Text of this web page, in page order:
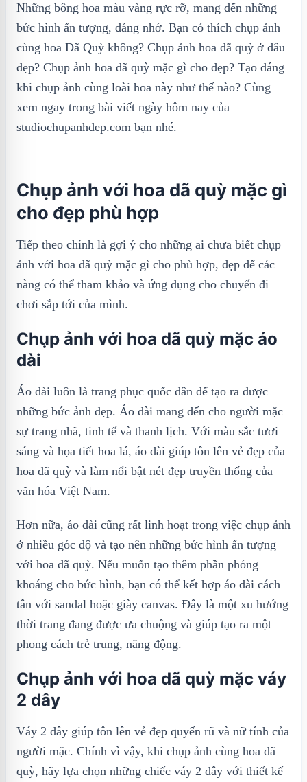
Những bông hoa màu vàng rực rỡ, mang đến những
bức hình ấn tượng, đáng nhớ. Bạn có thích chụp ảnh
cùng hoa Dã Quỳ không? Chụp ảnh hoa dã quỳ ở đâu
đẹp? Chụp ảnh hoa dã quỳ mặc gì cho đẹp? Tạo dáng
khi chụp ảnh cùng loài hoa này như thế nào? Cùng
xem ngay trong bài viết ngày hôm nay của
studiochupanhdep.com bạn nhé.
Chụp ảnh với hoa dã quỳ mặc gì
cho đẹp phù hợp
Tiếp theo chính là gợi ý cho những ai chưa biết chụp
ảnh với hoa dã quỳ mặc gì cho phù hợp, đẹp để các
nàng có thể tham khảo và ứng dụng cho chuyến đi
chơi sắp tới của mình.
Chụp ảnh với hoa dã quỳ mặc áo
dài
Áo dài luôn là trang phục quốc dân để tạo ra được
những bức ảnh đẹp. Áo dài mang đến cho người mặc
sự trang nhã, tinh tế và thanh lịch. Với màu sắc tươi
sáng và họa tiết hoa lá, áo dài giúp tôn lên vẻ đẹp của
hoa dã quỳ và làm nổi bật nét đẹp truyền thống của
văn hóa Việt Nam.
Hơn nữa, áo dài cũng rất linh hoạt trong việc chụp ảnh
ở nhiều góc độ và tạo nên những bức hình ấn tượng
với hoa dã quỳ. Nếu muốn tạo thêm phần phóng
khoáng cho bức hình, bạn có thể kết hợp áo dài cách
tân với sandal hoặc giày canvas. Đây là một xu hướng
thời trang đang được ưa chuộng và giúp tạo ra một
phong cách trẻ trung, năng động.
Chụp ảnh với hoa dã quỳ mặc váy
2 dây
Váy 2 dây giúp tôn lên vẻ đẹp quyến rũ và nữ tính của
người mặc. Chính vì vậy, khi chụp ảnh cùng hoa dã
quỳ, hãy lựa chọn những chiếc váy 2 dây với thiết kế